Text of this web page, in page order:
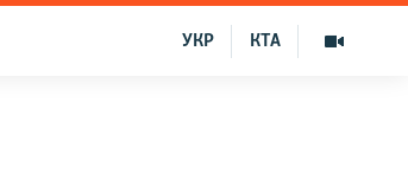
КТА
УКР